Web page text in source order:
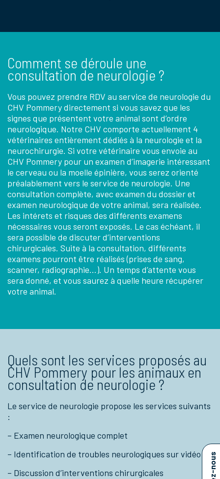
Comment se déroule une
consultation de neurologie ?
Vous pouvez prendre RDV au service de neurologie du
CHV Pommery directement si vous savez que les
signes que présentent votre animal sont d’ordre
neurologique. Notre CHV comporte actuellement 4
vétérinaires entièrement dédiés à la neurologie et la
neurochirurgie. Si votre vétérinaire vous envoie au
CHV Pommery pour un examen d’imagerie intéressant
le cerveau ou la moelle épinière, vous serez orienté
préalablement vers le service de neurologie. Une
consultation complète, avec examen du dossier et
examen neurologique de votre animal, sera réalisée.
Les intérets et risques des différents examens
nécessaires vous seront exposés. Le cas échéant, il
sera possible de discuter d’interventions
chirurgicales. Suite à la consultation, différents
examens pourront être réalisés (prises de sang,
scanner, radiographie…). Un temps d’attente vous
sera donné, et vous saurez à quelle heure récupérer
votre animal.
Quels sont les services proposés au
CHV Pommery pour les animaux en
consultation de neurologie ?
Le service de neurologie propose les services suivants
:
– Examen neurologique complet
– Identification de troubles neurologiques sur vidéo
– Discussion d’interventions chirurgicales